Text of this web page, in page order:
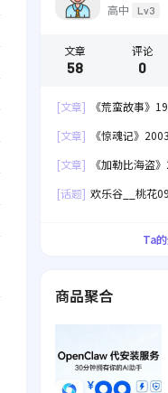
高中 Lv3
文章
58
评论
0
[文章]
《荒蛮故事》
[文章]
《惊魂记》
[文章]
《加勒比海盗
[话题] 欢乐谷__桃花
Ta
商品聚合